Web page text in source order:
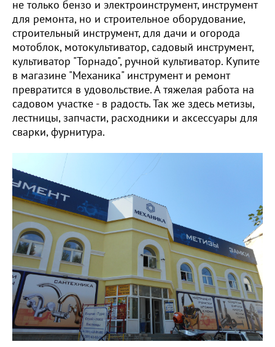
не только бензо и электроинструмент, инструмент
для ремонта, но и строительное оборудование,
строительный инструмент, для дачи и огорода
мотоблок, мотокультиватор, садовый инструмент,
культиватор "Торнадо", ручной культиватор. Купите
в магазине "Механика" инструмент и ремонт
превратится в удовольствие. А тяжелая работа на
садовом участке - в радость. Так же здесь метизы,
лестницы, запчасти, расходники и аксессуары для
сварки, фурнитура.